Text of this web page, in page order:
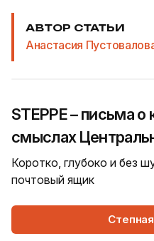
АВТОР СТАТЬИ
Анастасия
STEPPE – письма
смыслах
Коротко, глубоко и без
почтовый ящик